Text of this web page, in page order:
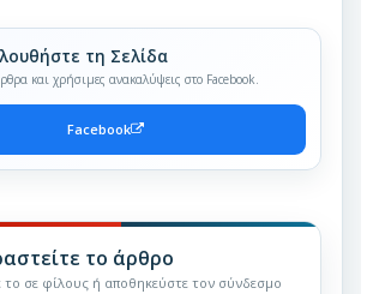
τη Σελίδα
και χρήσιμες ανακαλύψεις στο Facebook.
Facebook
το άρθρο
το σε φίλους ή αποθηκεύστε τον σύνδεσμο